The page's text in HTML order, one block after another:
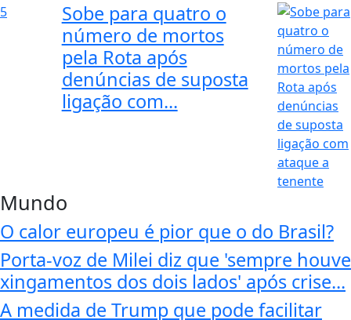
5
Sobe para quatro o
número de mortos
pela Rota após
denúncias de suposta
ligação com...
Mundo
O calor europeu é pior que o do Brasil?
Porta-voz de Milei diz que 'sempre houve
xingamentos dos dois lados' após crise...
A medida de Trump que pode facilitar